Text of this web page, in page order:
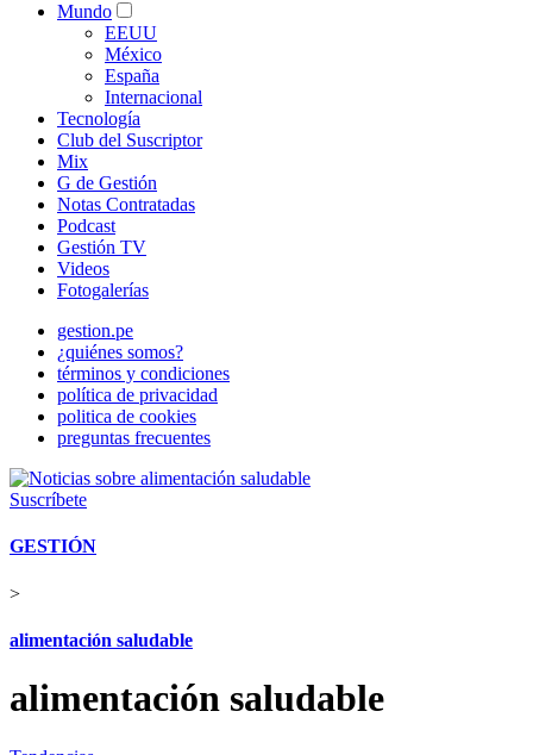
Mundo
EEUU
México
España
Internacional
Tecnología
Club del Suscriptor
Mix
G de Gestión
Notas Contratadas
Podcast
Gestión TV
Videos
Fotogalerías
gestion.pe
¿quiénes somos?
términos y condiciones
política de privacidad
politica de cookies
preguntas frecuentes
Suscríbete
GESTIÓN
>
alimentación saludable
alimentación saludable